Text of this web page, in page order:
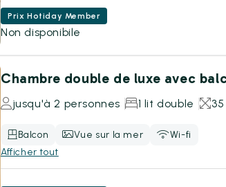
Prix Hotiday Member
Non disponibile
Chambre double de luxe avec
jusqu'à 2 personnes 1 lit double
Balcon Vue sur la mer
Wi-fi
Afficher tout